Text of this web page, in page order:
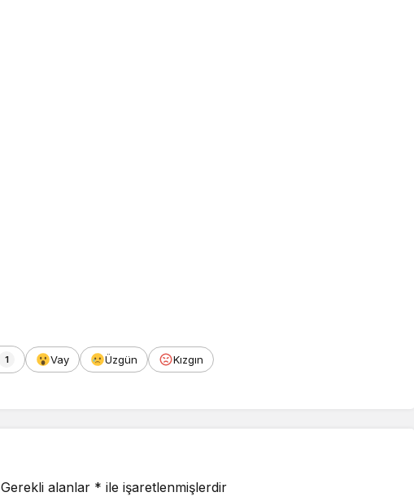
1 Vay Üzgün Kızgın
Gerekli alanlar * ile işaretlenmişlerdir